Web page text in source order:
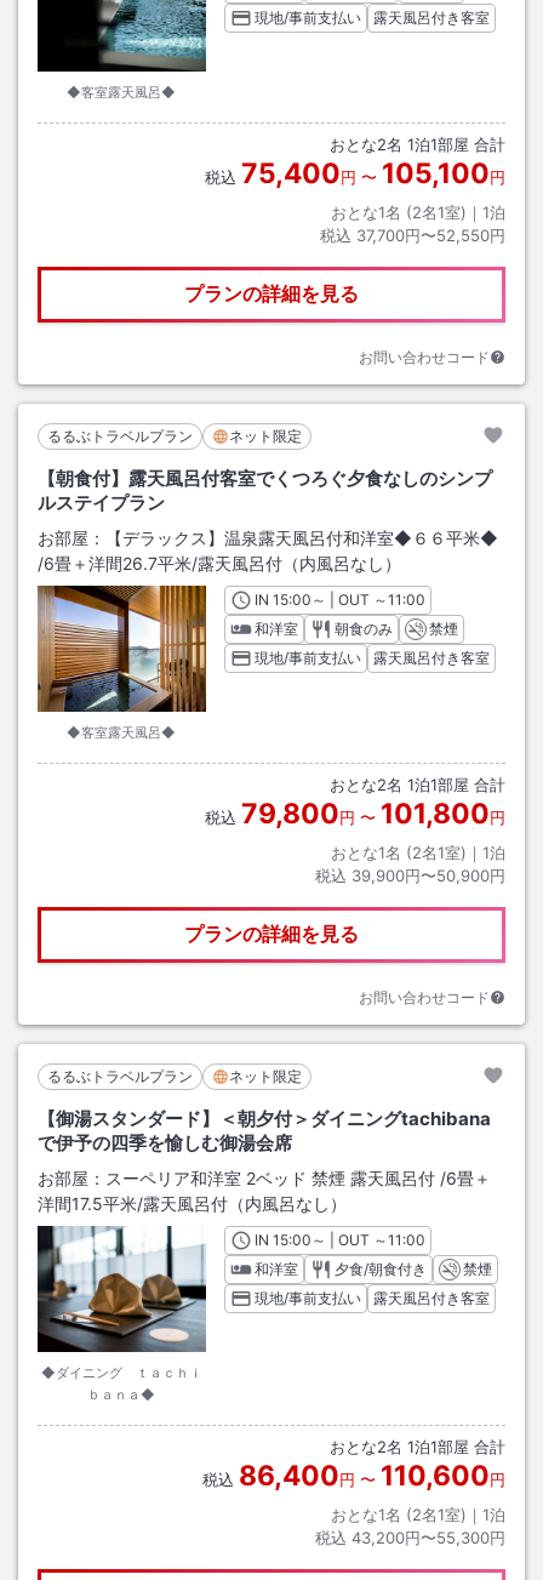
◆客室露天風呂◆
現地/事前支払い
露天風呂付き客室
おとな2名 1泊1部屋 合計
税込 75,400円 〜 105,100円
おとな1名 (2名1室)｜ 1泊
税込 37,700円〜52,550円
プランの詳細を見る
お問い合わせコード
るるぶトラベルプラン ネット限定
【朝食付】露天風呂付客室でくつろぐ夕食なしのシンプ
ルステイプラン
お部屋：
【デラックス】温泉露天風呂付和洋室◆６６平米◆
/6畳＋洋間26.7平米/露天風呂付（内風呂なし）
◆客室露天風呂◆
INチェックイン
15:00 ～ | OUT チェックアウト
～11:00
和洋室
朝食のみ
禁煙
現地/事前支払い
露天風呂付き客室
おとな2名 1泊1部屋 合計
税込 79,800円 〜 101,800円
おとな1名 (2名1室)｜ 1泊
税込 39,900円〜50,900円
プランの詳細を見る
お問い合わせコード
るるぶトラベルプラン ネット限定
【御湯スタンダード】＜朝夕付＞ダイニングtachibana
で伊予の四季を愉しむ御湯会席
お部屋： スーペリア和洋室 2ベッド 禁煙 露天風呂付 /6畳＋
洋間17.5平米/露天風呂付（内風呂なし）
◆ダイニング ｔａｃｈｉ
ｂａｎａ◆
INチェックイン
15:00 ～ | OUT チェックアウト
～11:00
和洋室
夕食/朝食付き
禁煙
現地/事前支払い
露天風呂付き客室
おとな2名 1泊1部屋 合計
税込 86,400円 〜 110,600円
おとな1名 (2名1室)｜ 1泊
税込 43,200円〜55,300円